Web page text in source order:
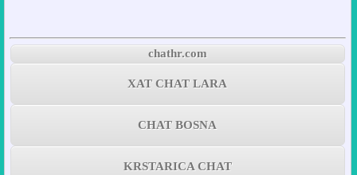
chathr.com
XAT CHAT LARA
CHAT BOSNA
KRSTARICA CHAT